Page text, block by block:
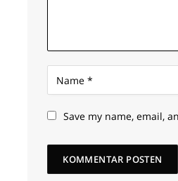
Save my name, email,